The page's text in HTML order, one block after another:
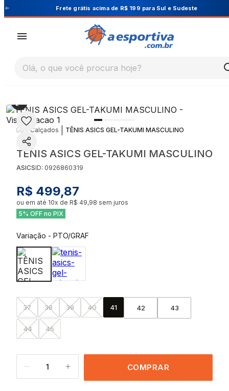
Cupom PRIMEIRA10 para 10% OFF na 1ª compra
Olá, o que você procura hoje?
Calçados TÊNIS ASICS GEL-TAKUMI MASCULINO
TÊNIS ASICS GEL-TAKUMI MASCULINO
ASICSID: 0926860319
R$ 499,87
ou em até 10x de R$ 49,98 sem juros
5% OFF no PIX
Variação - PTO/GRAF
37 38 39 40 41 42 43
44 45
1 COMPRAR